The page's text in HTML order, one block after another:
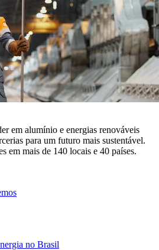
em alumínio e energias renováveis
para um futuro mais sustentável.
em mais de 140 locais e 40 países.
no Brasil